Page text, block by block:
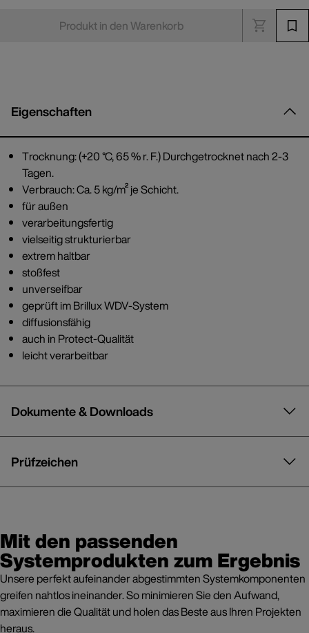
Produkt in den Warenkorb
Eigenschaften
Trocknung: (+20 °C, 65 % r. F.) Durchgetrocknet nach 2-3
Tagen.
Verbrauch: Ca. 5 kg/m² je Schicht.
für außen
verarbeitungsfertig
vielseitig strukturierbar
extrem haltbar
stoßfest
unverseifbar
geprüft im Brillux WDV-System
diffusionsfähig
auch in Protect-Qualität
leicht verarbeitbar
Dokumente & Downloads
Prüfzeichen
Mit den passenden
Systemprodukten zum Ergebnis
Unsere perfekt aufeinander abgestimmten Systemkomponenten
greifen nahtlos ineinander. So minimieren Sie den Aufwand,
maximieren die Qualität und holen das Beste aus Ihren Projekten
heraus.